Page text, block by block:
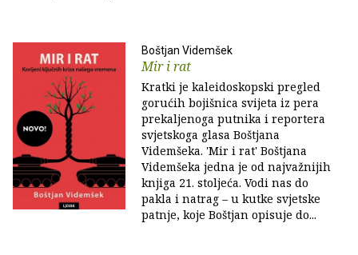
Boštjan Videmšek
Mir i rat
Kratki je kaleidoskopski pregled
gorućih bojišnica svijeta iz pera
prekaljenoga putnika i reportera
svjetskoga glasa Boštjana
Videmšeka. 'Mir i rat' Boštjana
Videmšeka jedna je od najvažnijih
knjiga 21. stoljeća. Vodi nas do
pakla i natrag – u kutke svjetske
patnje, koje Boštjan opisuje do...